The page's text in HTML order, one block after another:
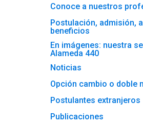
Conoce a nuestros
Postulación, admisión,
beneficios
En imágenes: nuestra
Alameda 440
Noticias
Opción cambio o doble
Postulantes extranjeros
Publicaciones